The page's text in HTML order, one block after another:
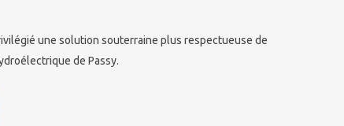
une solution souterraine plus respectueuse de
de Passy.